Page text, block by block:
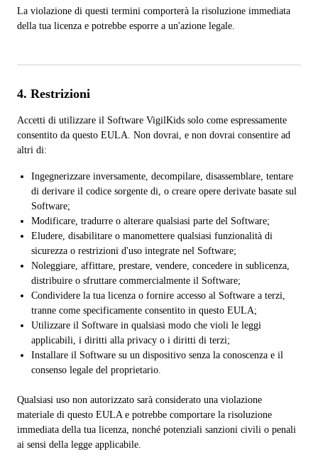
La violazione di questi termini comporterà la risoluzione immediata
della tua licenza e potrebbe esporre a un'azione legale.
4. Restrizioni
Accetti di utilizzare il Software VigilKids solo come espressamente
consentito da questo EULA. Non dovrai, e non dovrai consentire ad
altri di:
Ingegnerizzare inversamente, decompilare, disassemblare, tentare
di derivare il codice sorgente di, o creare opere derivate basate sul
Software;
Modificare, tradurre o alterare qualsiasi parte del Software;
Eludere, disabilitare o manomettere qualsiasi funzionalità di
sicurezza o restrizioni d'uso integrate nel Software;
Noleggiare, affittare, prestare, vendere, concedere in sublicenza,
distribuire o sfruttare commercialmente il Software;
Condividere la tua licenza o fornire accesso al Software a terzi,
tranne come specificamente consentito in questo EULA;
Utilizzare il Software in qualsiasi modo che violi le leggi
applicabili, i diritti alla privacy o i diritti di terzi;
Installare il Software su un dispositivo senza la conoscenza e il
consenso legale del proprietario.
Qualsiasi uso non autorizzato sarà considerato una violazione
materiale di questo EULA e potrebbe comportare la risoluzione
immediata della tua licenza, nonché potenziali sanzioni civili o penali
ai sensi della legge applicabile.